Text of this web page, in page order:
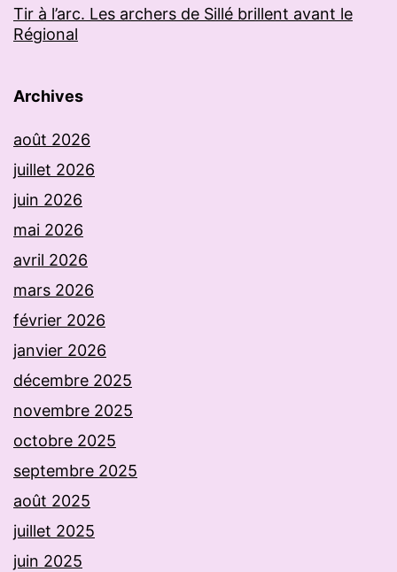
Tir à l’arc. Les archers de Sillé brillent avant le
Régional
Archives
août 2026
juillet 2026
juin 2026
mai 2026
avril 2026
mars 2026
février 2026
janvier 2026
décembre 2025
novembre 2025
octobre 2025
septembre 2025
août 2025
juillet 2025
juin 2025